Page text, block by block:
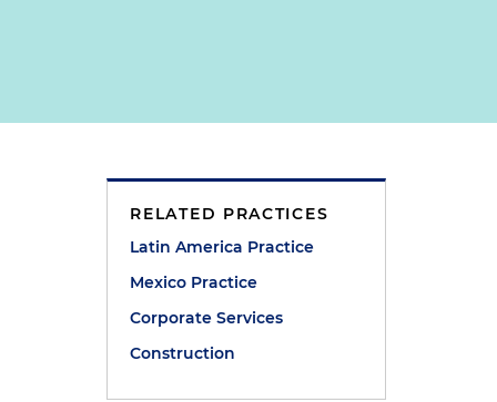
RELATED PRACTICES
Latin America Practice
Mexico Practice
Corporate Services
Construction